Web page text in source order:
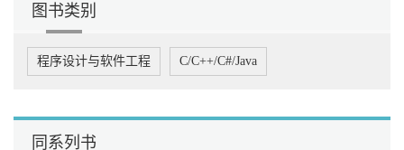
图书类别
程序设计与软件工程 C/C++/C#/Java
同系列书